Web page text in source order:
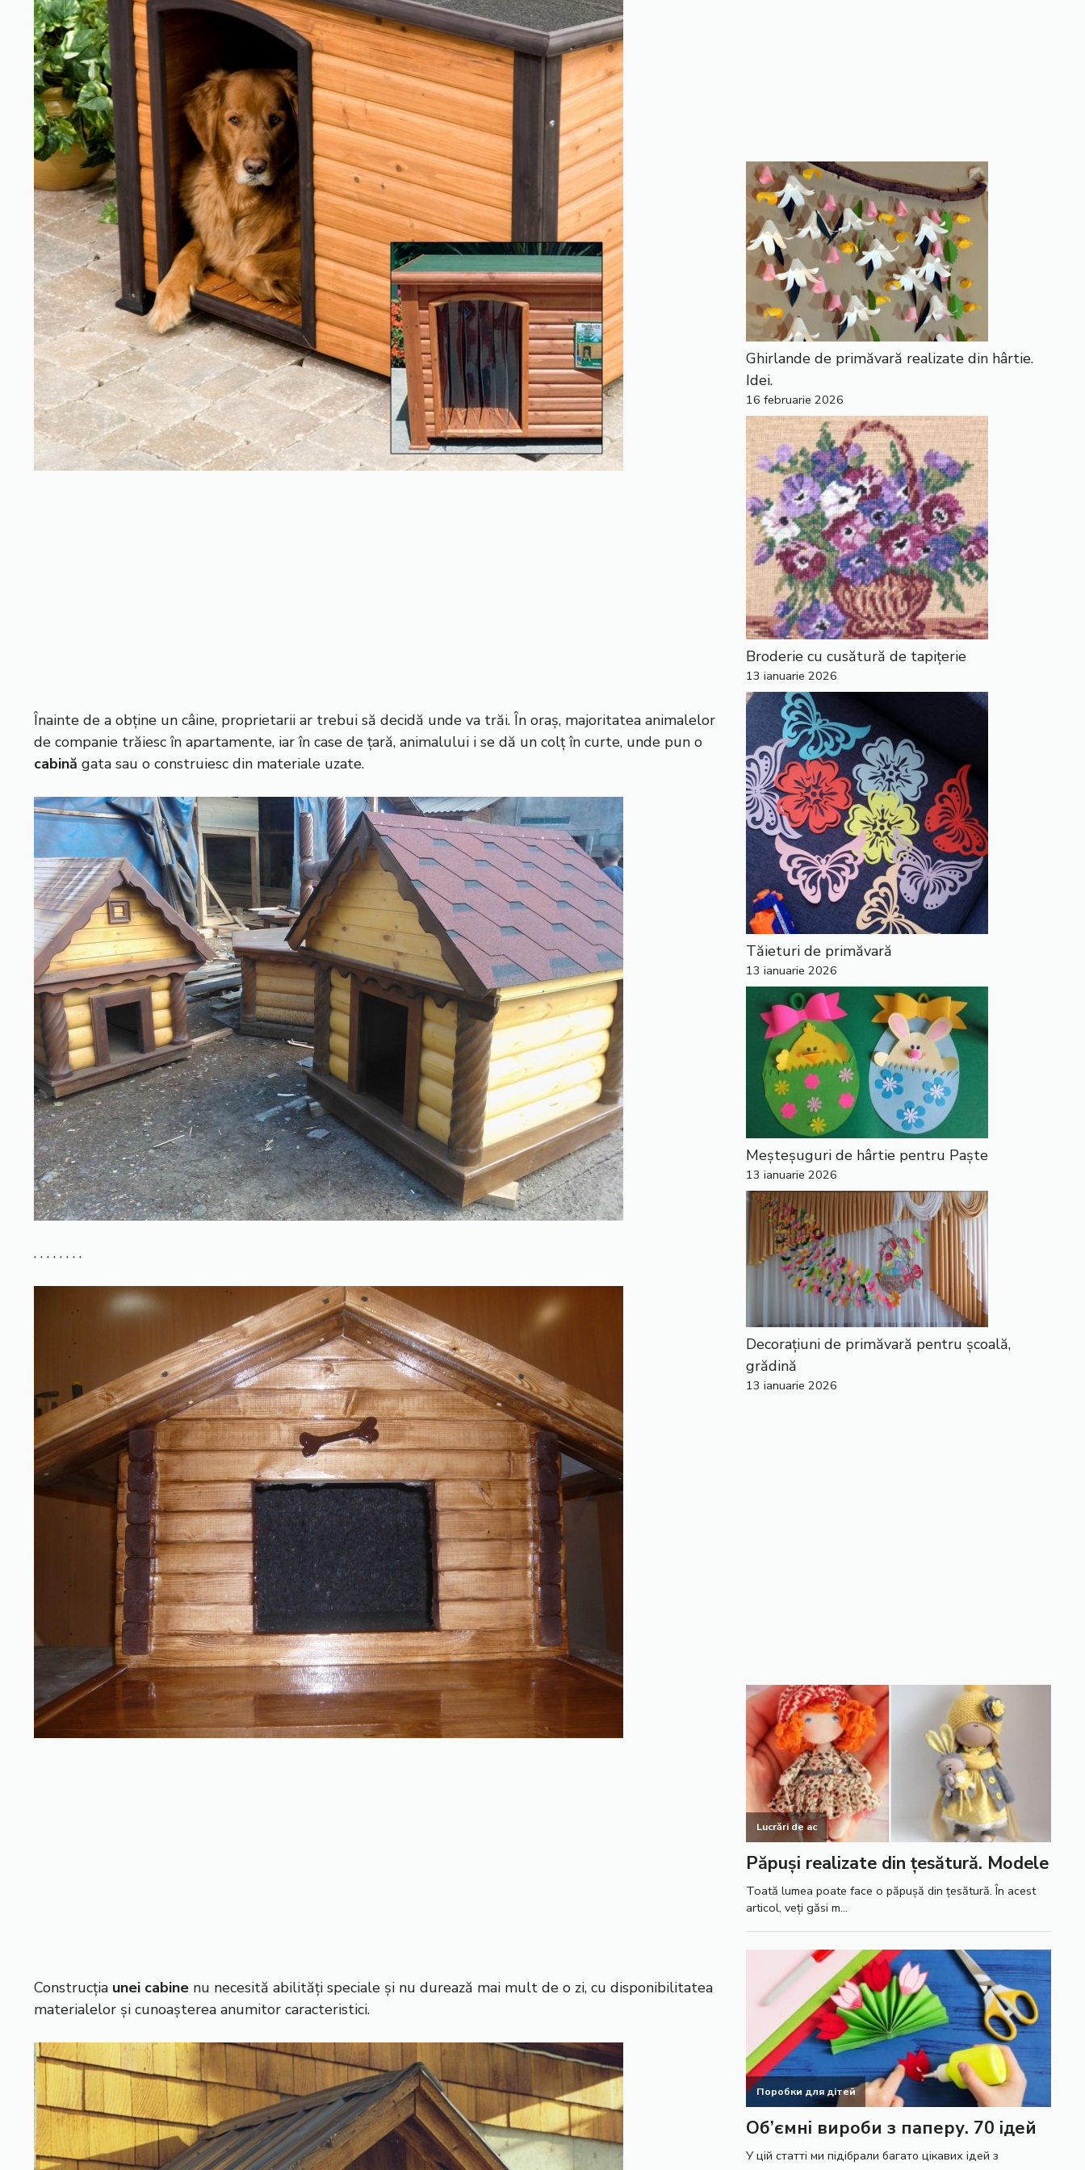
Înainte de a obține un câine, proprietarii ar trebui să decidă unde va trăi. În oraș, majoritatea animalelor
de companie trăiesc în apartamente, iar în case de țară, animalului i se dă un colț în curte, unde pun o
cabină gata sau o construiesc din materiale uzate.
. . . . . . . .
Construcția unei cabine nu necesită abilități speciale și nu durează mai mult de o zi, cu disponibilitatea
materialelor și cunoașterea anumitor caracteristici.
Ghirlande de primăvară realizate din hârtie.
Idei.
16 februarie 2026
Broderie cu cusătură de tapițerie
13 ianuarie 2026
Tăieturi de primăvară
13 ianuarie 2026
Meșteșuguri de hârtie pentru Paște
13 ianuarie 2026
Decorațiuni de primăvară pentru școală,
grădină
13 ianuarie 2026